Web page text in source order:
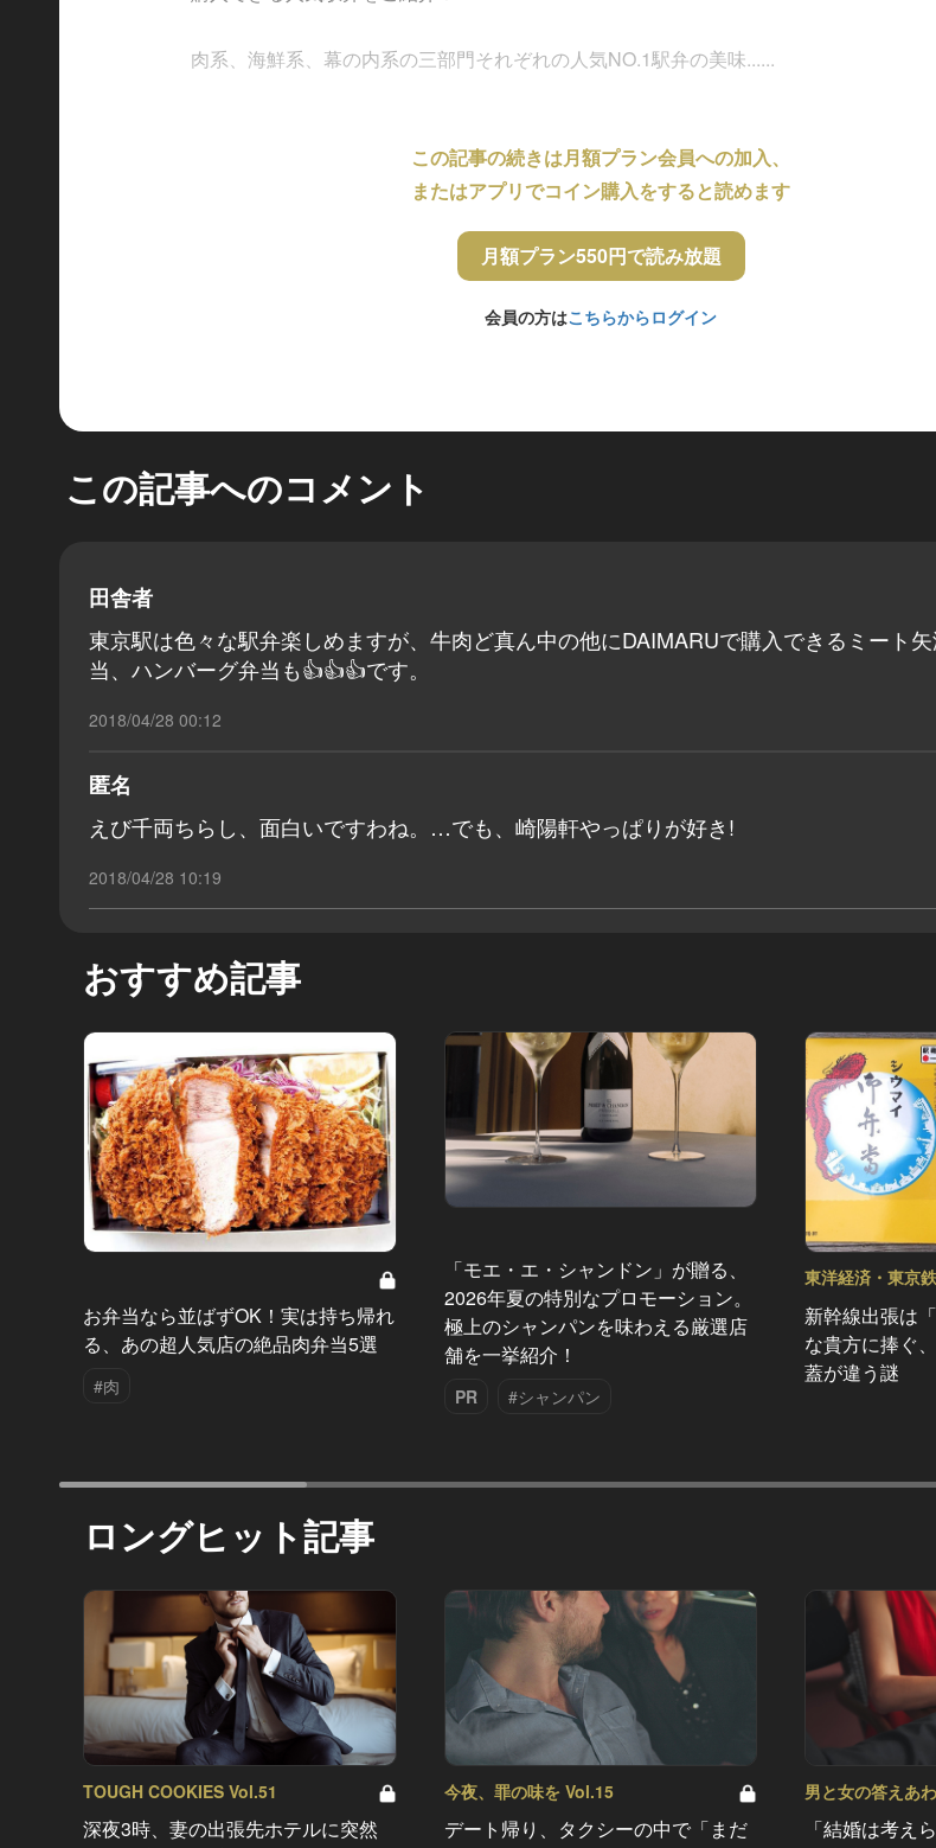
肉系、海鮮系、幕の内系の三部門それぞれの人気NO.1駅弁の美味......
この記事の続きは月額プラン会員への加入、
またはアプリでコイン購入をすると読めます
月額プラン550円で読み放題
会員の方はこちらからログイン
この記事へのコメント
田舎者
東京駅は色々な駅弁楽しめますが、牛肉ど真ん中の他にDAIMARUで購入できるミート
当、ハンバーグ弁当も👍👍👍です。
2018/04/28 00:12
匿名
えび千両ちらし、面白いですわね。…でも、崎陽軒やっぱりが好き!
2018/04/28 10:19
おすすめ記事
お弁当なら並ばずOK！実は持ち帰れ
る、あの超人気店の絶品肉弁当5選
#肉
「モエ・エ・シャンドン」が贈る、
2026年夏の特別なプロモーション。
極上のシャンパンを味わえる厳選店
舗を一挙紹介！
PR #シャンパン
東洋経済・東京
新幹線出張は
な貴方に捧ぐ
蓋が違う謎
ロングヒット記事
TOUGH COOKIES Vol.51
深夜3時、妻の出張先ホテルに突然
今夜、罪の味を Vol.15
デート帰り、タクシーの中で「まだ
男と女の答えあ
「結婚は考え